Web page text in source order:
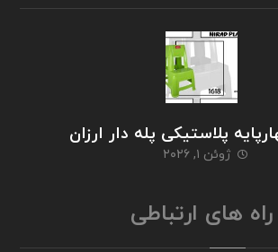
پلاستیکی پله دار ارزان
ژوئن ۱, ۲۰۲۶
راه های ارتباطی